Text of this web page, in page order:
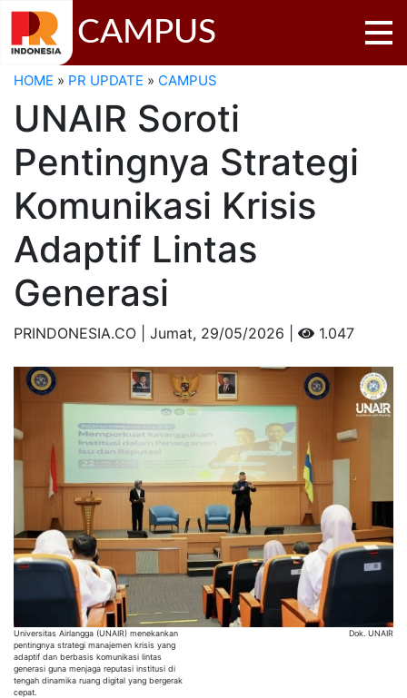
CAMPUS
HOME » PR UPDATE » CAMPUS
UNAIR Soroti
Pentingnya Strategi
Komunikasi Krisis
Adaptif Lintas
Generasi
PRINDONESIA.CO | Jumat, 29/05/2026 | 1.047
Universitas Airlangga (UNAIR) menekankan
pentingnya strategi manajemen krisis yang
adaptif dan berbasis komunikasi lintas
generasi guna menjaga reputasi institusi di
tengah dinamika ruang digital yang bergerak
cepat.
Dok. UNAIR